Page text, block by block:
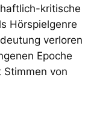
kritische
Hörspielgenre
verloren
Epoche
Stimmen von